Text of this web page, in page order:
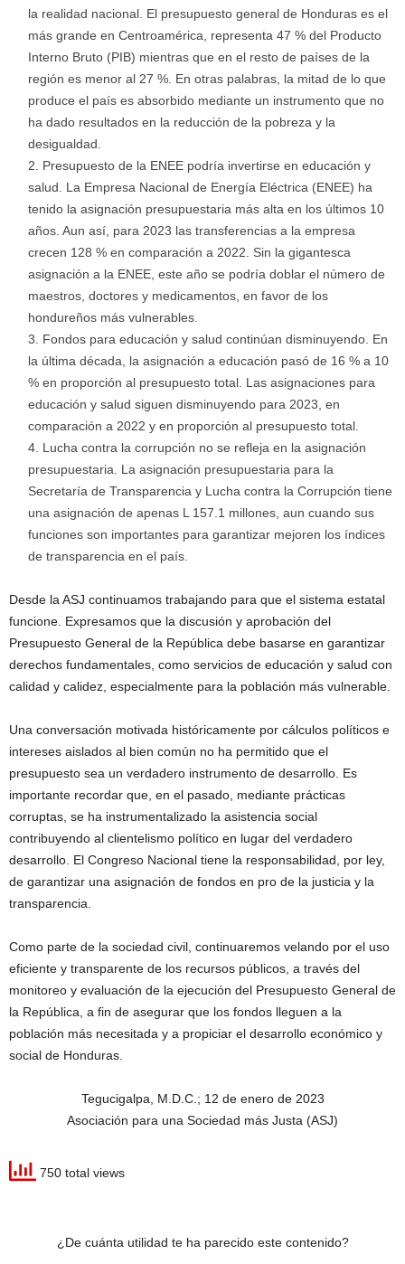
la realidad nacional. El presupuesto general de Honduras es el
más grande en Centroamérica, representa 47 % del Producto
Interno Bruto (PIB) mientras que en el resto de países de la
región es menor al 27 %. En otras palabras, la mitad de lo que
produce el país es absorbido mediante un instrumento que no
ha dado resultados en la reducción de la pobreza y la
desigualdad.
Presupuesto de la ENEE podría invertirse en educación y
salud. La Empresa Nacional de Energía Eléctrica (ENEE) ha
tenido la asignación presupuestaria más alta en los últimos 10
años. Aun así, para 2023 las transferencias a la empresa
crecen 128 % en comparación a 2022. Sin la gigantesca
asignación a la ENEE, este año se podría doblar el número de
maestros, doctores y medicamentos, en favor de los
hondureños más vulnerables.
Fondos para educación y salud continúan disminuyendo. En
la última década, la asignación a educación pasó de 16 % a 10
% en proporción al presupuesto total. Las asignaciones para
educación y salud siguen disminuyendo para 2023, en
comparación a 2022 y en proporción al presupuesto total.
Lucha contra la corrupción no se refleja en la asignación
presupuestaria. La asignación presupuestaria para la
Secretaría de Transparencia y Lucha contra la Corrupción tiene
una asignación de apenas L 157.1 millones, aun cuando sus
funciones son importantes para garantizar mejoren los índices
de transparencia en el país.
Desde la ASJ continuamos trabajando para que el sistema estatal
funcione. Expresamos que la discusión y aprobación del
Presupuesto General de la República debe basarse en garantizar
derechos fundamentales, como servicios de educación y salud con
calidad y calidez, especialmente para la población más vulnerable.
Una conversación motivada históricamente por cálculos políticos e
intereses aislados al bien común no ha permitido que el
presupuesto sea un verdadero instrumento de desarrollo. Es
importante recordar que, en el pasado, mediante prácticas
corruptas, se ha instrumentalizado la asistencia social
contribuyendo al clientelismo político en lugar del verdadero
desarrollo. El Congreso Nacional tiene la responsabilidad, por ley,
de garantizar una asignación de fondos en pro de la justicia y la
transparencia.
Como parte de la sociedad civil, continuaremos velando por el uso
eficiente y transparente de los recursos públicos, a través del
monitoreo y evaluación de la ejecución del Presupuesto General de
la República, a fin de asegurar que los fondos lleguen a la
población más necesitada y a propiciar el desarrollo económico y
social de Honduras.
Tegucigalpa, M.D.C.; 12 de enero de 2023
Asociación para una Sociedad más Justa (ASJ)
750 total views
¿De cuánta utilidad te ha parecido este contenido?